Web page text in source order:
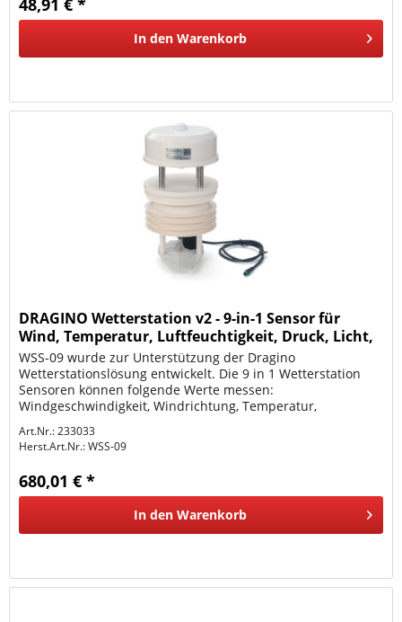
48,91 € *
In den Warenkorb
DRAGINO Wetterstation v2 - 9-in-1 Sensor für
Wind, Temperatur, Luftfeuchtigkeit, Druck, Licht,
Feins
WSS-09 wurde zur Unterstützung der Dragino
Wetterstationslösung entwickelt. Die 9 in 1 Wetterstation
Sensoren können folgende Werte messen:
Windgeschwindigkeit, Windrichtung, Temperatur,
Art.Nr.: 233033
Herst.Art.Nr.:WSS-09
680,01 € *
In den Warenkorb